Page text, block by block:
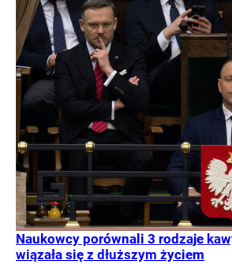
Naukowcy porównali 3 rodzaje
wiązała się z dłuższym życiem